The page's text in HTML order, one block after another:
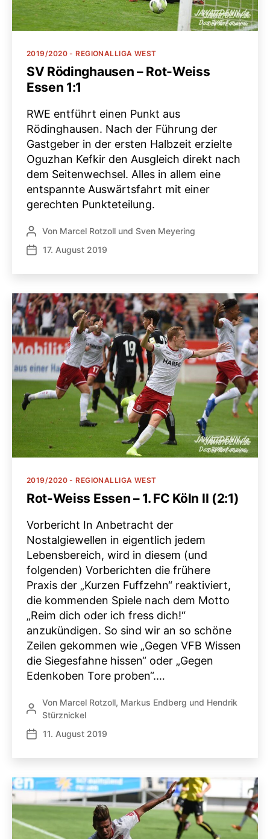
Kategorien
2019/2020 - REGIONALLIGA WEST
SV Rödinghausen – Rot-Weiss
Essen 1:1
RWE entführt einen Punkt aus
Rödinghausen. Nach der Führung der
Gastgeber in der ersten Halbzeit erzielte
Oguzhan Kefkir den Ausgleich direkt nach
dem Seitenwechsel. Alles in allem eine
entspannte Auswärtsfahrt mit einer
gerechten Punkteteilung.
Beitragsautor
Von Marcel Rotzoll und Sven Meyering
Veröffentlichungsdatum
17. August 2019
Kategorien
2019/2020 - REGIONALLIGA WEST
Rot-Weiss Essen – 1. FC Köln II (2:1)
Vorbericht In Anbetracht der
Nostalgiewellen in eigentlich jedem
Lebensbereich, wird in diesem (und
folgenden) Vorberichten die frühere
Praxis der „Kurzen Fuffzehn“ reaktiviert,
die kommenden Spiele nach dem Motto
„Reim dich oder ich fress dich!“
anzukündigen. So sind wir an so schöne
Zeilen gekommen wie „Gegen VFB Wissen
die Siegesfahne hissen“ oder „Gegen
Edenkoben Tore proben“.…
Beitragsautor
Von Marcel Rotzoll, Markus Endberg und Hendrik
Stürznickel
Veröffentlichungsdatum
11. August 2019